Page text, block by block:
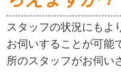
スタッフの状況にもよ
お伺いすることが可能
所のスタッフがお伺い